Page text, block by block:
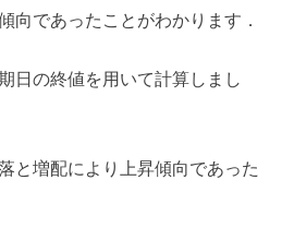
向であったことがわかります．
日の終値を用いて計算しまし
と増配により上昇傾向であった